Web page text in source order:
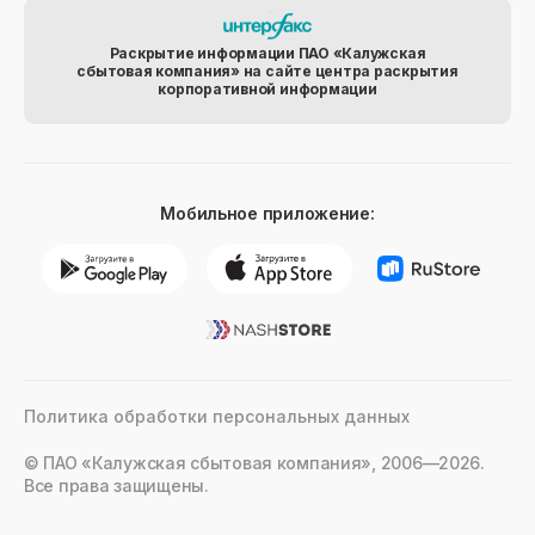
Раскрытие информации ПАО «Калужская
сбытовая компания» на сайте центра раскрытия
корпоративной информации
Мобильное приложение:
Политика обработки персональных данных
© ПАО «Калужская сбытовая компания», 2006—2026.
Все права защищены.